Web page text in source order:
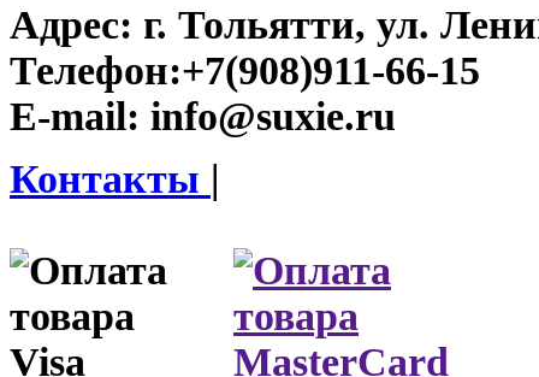
Адрес: г. Тольятти, ул.
Телефон:+7(908)911-66-15
E-mail: info@suxie.ru
Контакты |